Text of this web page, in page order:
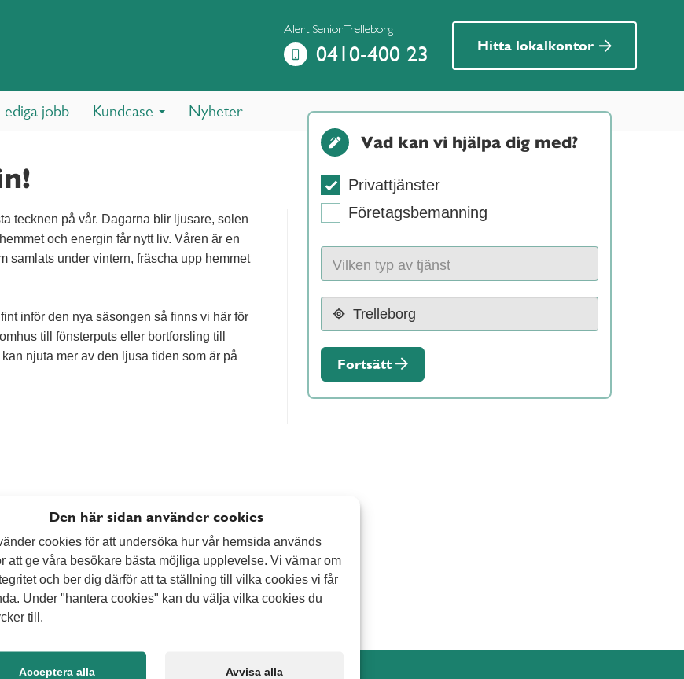
Alert Senior Trelleborg
0410-400 23 Hitta lokalkontor
jobb Kundcase Nyheter
Vad kan vi hjälpa dig med?
Privattjänster
Företagsbemanning
Fortsätt
tecknen på vår. Dagarna blir ljusare, solen
och energin får nytt liv. Våren är en
samlats under vintern, fräscha upp hemmet
inför den nya säsongen så finns vi här för
till fönsterputs eller bortforsling till
njuta mer av den ljusa tiden som är på
Den här sidan använder cookies
cookies för att undersöka hur vår hemsida används
att ge våra besökare bästa möjliga upplevelse. Vi värnar om
och ber dig därför att ta ställning till vilka cookies vi får
Under "hantera cookies" kan du välja vilka cookies du
till.
Acceptera alla Avvisa alla